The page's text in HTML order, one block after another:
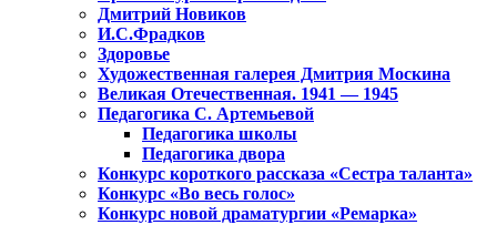
Дмитрий Новиков
И.С.Фрадков
Здоровье
Художественная галерея Дмитрия Москина
Великая Отечественная. 1941 — 1945
Педагогика С. Артемьевой
Педагогика школы
Педагогика двора
Конкурс короткого рассказа «Сестра таланта»
Конкурс «Во весь голос»
Конкурс новой драматургии «Ремарка»